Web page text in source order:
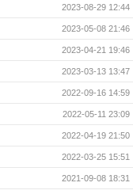
2023-08-29 12:44
2023-05-08 21:46
2023-04-21 19:46
2023-03-13 13:47
2022-09-16 14:59
2022-05-11 23:09
2022-04-19 21:50
2022-03-25 15:51
2021-09-08 18:31